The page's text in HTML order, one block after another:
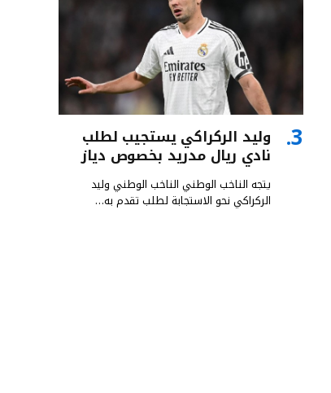
وليد الركراكي يستجيب لطلب
نادي ريال مدريد بخصوص دياز
يتجه الناخب الوطني الناخب الوطني وليد
الركراكي نحو الاستجابة لطلب تقدم به…